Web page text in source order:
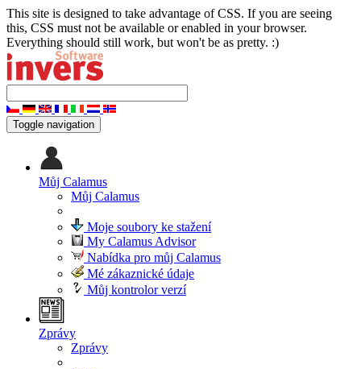
This site is designed to take advantage of CSS. If you are seeing
this, CSS must not be available or enabled in your browser.
Everything should still work, but won't be as pretty. :)
Toggle navigation
Můj Calamus
Můj Calamus
Moje soubory ke stažení
My Calamus Advisor
Nabídka pro můj Calamus
Mé zákaznické údaje
Můj kontrolor verzí
Zprávy
Zprávy